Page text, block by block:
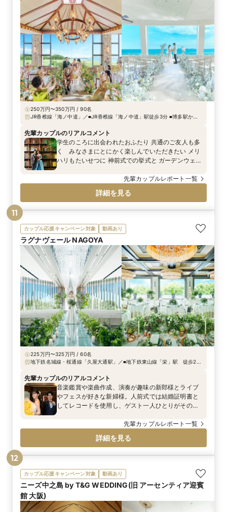
250万円〜350万円 / 90名
JR香椎線「海ノ中道」／■JR香椎線「海ノ中道」駅徒歩3分 ■博多駅から
先輩カップルのリアルコメント
学生のころに出会われたおふたり 共通のご友人も多
く みなさまにとにかく楽しんでいただきたい メリ
ハリもたいせつに 神前式での挙式と ガーデンウェ
スフルなウェディングをご紹介いたします
先輩カップルレポート一覧
詳細を見る
カップル応援キャンペーン対象 動画あり
ラグナヴェール NAGOYA
225万円〜325万円 / 60名
地下鉄名城線・桜通線「久屋大通駅」／■地下鉄東山線「栄」駅 徒歩2分
高速道路都心環状線自動車道）より車で3分
先輩カップルのリアルコメント
音楽鑑賞や楽曲作成、演奏が趣味の新郎様とライブ
やフェスが好きな新婦様。人前式では結婚証明書と
してレコードを使用し、ゲスト一人ひとりがその盤
たりらしさがたっぷり詰まっていますね♪笑顔と拍手
があふれる中でふたりの新しいスタートがやさしく
祝福されていました。
先輩カップルレポート一覧
詳細を見る
11
カップル応援キャンペーン対象 動画あり
ニーズ中之島 by T&G WEDDING(旧 アーセンティア迎賓
館 大阪)
12